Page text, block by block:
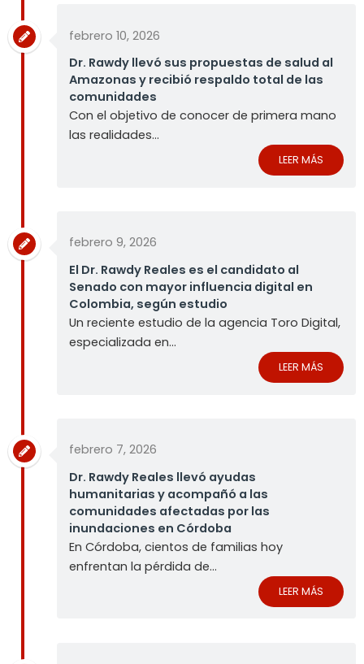
febrero 10, 2026
Dr. Rawdy llevó sus propuestas de salud al
Amazonas y recibió respaldo total de las
comunidades
Con el objetivo de conocer de primera mano
las realidades...
LEER MÁS
febrero 9, 2026
El Dr. Rawdy Reales es el candidato al
Senado con mayor influencia digital en
Colombia, según estudio
Un reciente estudio de la agencia Toro Digital,
especializada en...
LEER MÁS
febrero 7, 2026
Dr. Rawdy Reales llevó ayudas
humanitarias y acompañó a las
comunidades afectadas por las
inundaciones en Córdoba
En Córdoba, cientos de familias hoy
enfrentan la pérdida de...
LEER MÁS